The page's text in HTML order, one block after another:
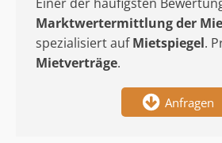
Marktwertermittlungder
spezialisiert aufMietspiegel.
Mietverträge.
Anfragen